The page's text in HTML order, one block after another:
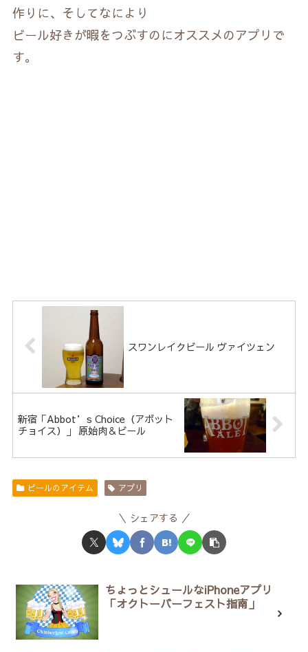
作りに、そしてなにより
ビール好きが暇をつぶすのにオススメのアプリで
す。
スワンレイクビール ヴァイツェン
新宿「Abbot’s Choice（アボット
チョイス）」 原始肉＆ビール
ビールのアイテム アプリ
シェアする
ちょっとシュールなiPhoneアプリ
「オクトーバーフェスト指南」